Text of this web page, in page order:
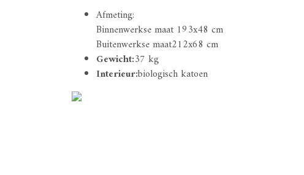
Afmeting:
Binnenwerkse maat 193x48 cm
Buitenwerkse maat212x68 cm
Gewicht:37 kg
Interieur:biologisch katoen